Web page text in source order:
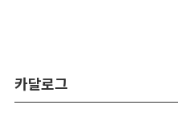
카달로그